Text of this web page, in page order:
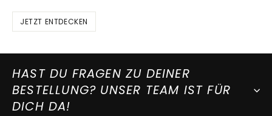
JETZT ENTDECKEN
HAST DU FRAGEN ZU DEINER
BESTELLUNG? UNSER TEAM IST FÜR
DICH DA!